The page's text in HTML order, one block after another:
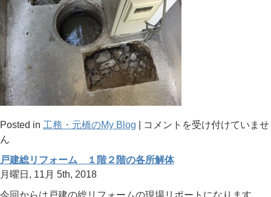
Posted in 工務・元橋のMy Blog
排
桝
か
コメントを受け付けていませ
ん
戸建総リフォーム １階２階の各所解体
月曜日, 11月 5th, 2018